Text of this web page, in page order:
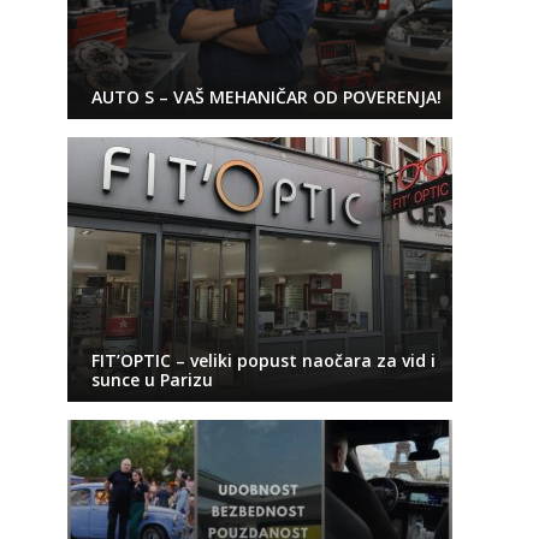
AUTO S – VAŠ MEHANIČAR OD POVERENJA!
FIT’OPTIC – veliki popust naočara za vid i
sunce u Parizu